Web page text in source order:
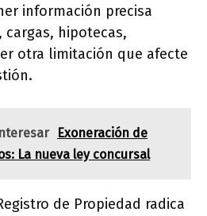
información precisa
hipotecas,
otra limitación que afecte
Exoneración de
La nueva ley concursal
de Propiedad radica